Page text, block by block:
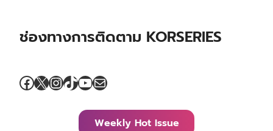
ช่องทางการติดตาม KORSERIES
Facebook
X Instagram
TikTok
YouTube
Mail
Weekly Hot Issue